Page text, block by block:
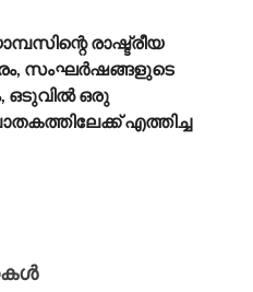
രാഷ്ട്രീയ
സംഘർഷങ്ങളുടെ
ഒടുവിൽ ഒരു
എത്തിച്ച